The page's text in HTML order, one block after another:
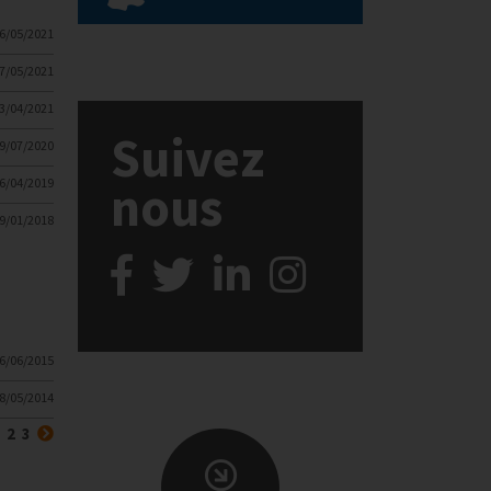
05/2021
05/2021
04/2021
07/2020
04/2019
01/2018
06/2015
05/2014
2 3 Suivant
Suivez
nous